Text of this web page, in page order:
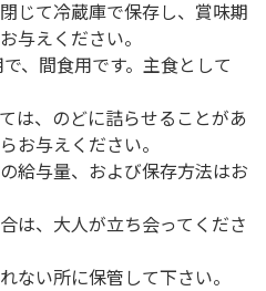
じて冷蔵庫で保存し、賞味期
与えください。
、間食用です。主食として
は、のどに詰らせることがあ
お与えください。
給与量、および保存方法はお
は、大人が立ち会ってくださ
ない所に保管して下さい。